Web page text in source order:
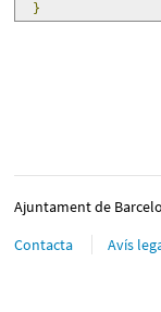
}
Ajuntament de
Contacta
Avís